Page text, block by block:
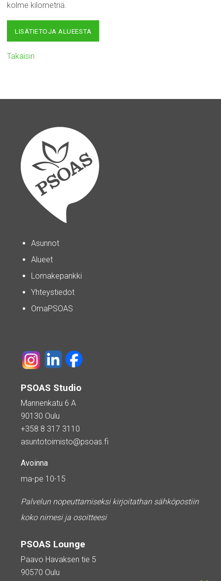
kolme kilometriä.
LISÄTIETOJA ALUEESTA
Takaisin
Asunnot
Alueet
Lomakepankki
Yhteystiedot
OmaPSOAS
PSOAS Studio
Mannenkatu 6 A
90130 Oulu
+358 8 317 3110
asuntotoimisto@psoas.fi
Avoinna
ma-pe 10-15
Palvelun nopeuttamiseksi kirjoitathan sähköpostiin
koko nimesi ja osoitteesi
PSOAS Lounge
Paavo Havaksen tie 5
90570 Oulu